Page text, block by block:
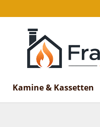
Kamine & Kassetten